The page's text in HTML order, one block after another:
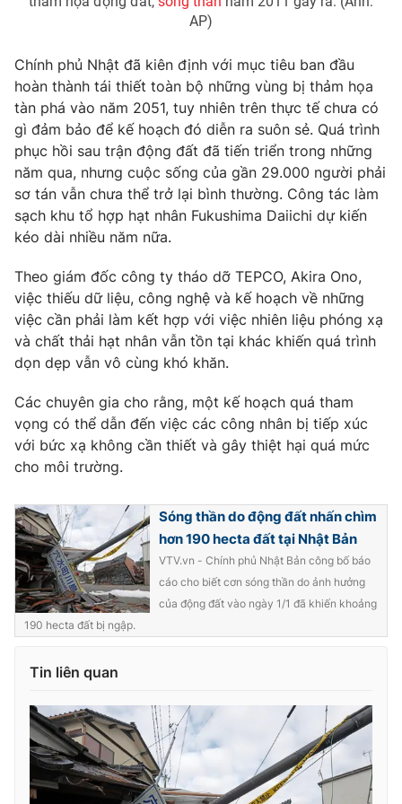
Ðiện thoại Thời báo VTV:024.66 897 897
Liên hệ quảng cáo:024-7300.7108
® Cấm sao chép dưới mọi hình thức nếu không có sự chấp
thuận bằng văn bản. Ghi rõ nguồn VTV.vn khi phát hành lại
thông tin từ website này.
AP)
Chính phủ Nhật đã kiên định với mục tiêu ban đầu
hoàn thành tái thiết toàn bộ những vùng bị thảm họa
tàn phá vào năm 2051, tuy nhiên trên thực tế chưa có
gì đảm bảo để kế hoạch đó diễn ra suôn sẻ. Quá trình
phục hồi sau trận động đất đã tiến triển trong những
năm qua, nhưng cuộc sống của gần 29.000 người phải
sơ tán vẫn chưa thể trở lại bình thường. Công tác làm
sạch khu tổ hợp hạt nhân Fukushima Daiichi dự kiến
kéo dài nhiều năm nữa.
Theo giám đốc công ty tháo dỡ TEPCO, Akira Ono,
việc thiếu dữ liệu, công nghệ và kế hoạch về những
việc cần phải làm kết hợp với việc nhiên liệu phóng xạ
và chất thải hạt nhân vẫn tồn tại khác khiến quá trình
dọn dẹp vẫn vô cùng khó khăn.
Các chuyên gia cho rằng, một kế hoạch quá tham
vọng có thể dẫn đến việc các công nhân bị tiếp xúc
với bức xạ không cần thiết và gây thiệt hại quá mức
cho môi trường.
Sóng thần do động đất nhấn chìm
hơn 190 hecta đất tại Nhật Bản
VTV.vn - Chính phủ Nhật Bản công bố báo
cáo cho biết cơn sóng thần do ảnh hưởng
của động đất vào ngày 1/1 đã khiến khoảng
190 hecta đất bị ngập.
Tin liên quan